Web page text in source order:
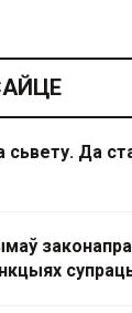
сьвету. Да